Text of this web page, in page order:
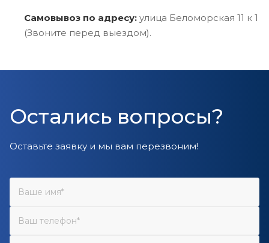
Самовывоз по адресу: улица Беломорская 11 к 1
(Звоните перед выездом).
Остались вопросы?
Оставьте заявку и мы вам перезвоним!